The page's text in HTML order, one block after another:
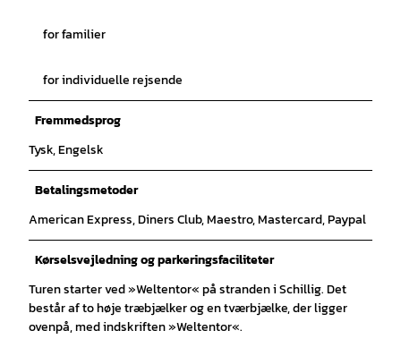
for familier
for individuelle rejsende
Fremmedsprog
Tysk, Engelsk
Betalingsmetoder
American Express, Diners Club, Maestro, Mastercard, Paypal
Kørselsvejledning og parkeringsfaciliteter
Turen starter ved »Weltentor« på stranden i Schillig. Det
består af to høje træbjælker og en tværbjælke, der ligger
ovenpå, med indskriften »Weltentor«.